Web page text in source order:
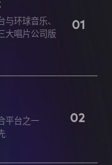
与环球音乐、
大唱片公司版
01
平台之一
02